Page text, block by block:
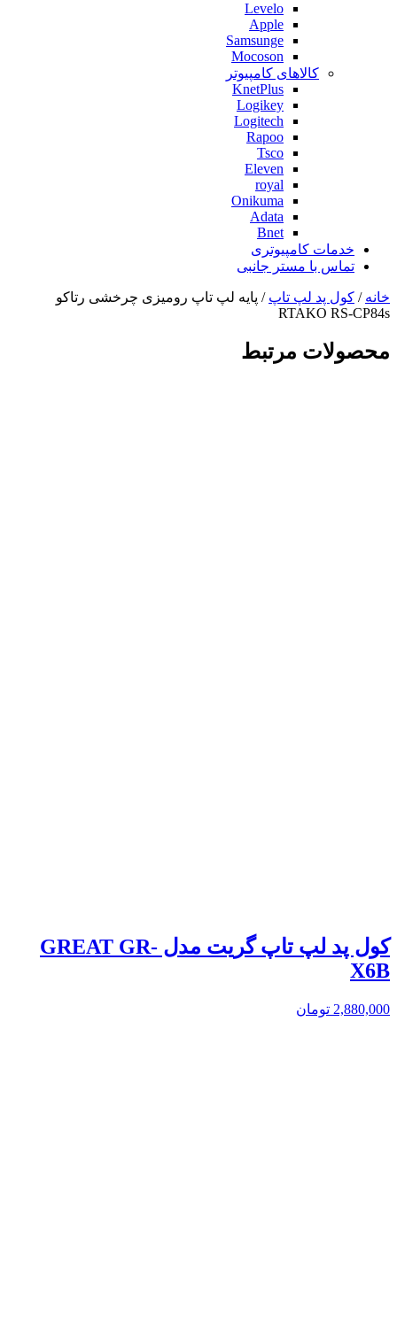
Levelo
Apple
Samsunge
Mocoson
کالاهای کامپیوتر
KnetPlus
Logikey
Logitech
Rapoo
Tsco
Eleven
royal
Onikuma
Adata
Bnet
خدمات کامپیوتری
تماس با مستر جانبی
خانه / کول پد لپ تاپ / پایه لپ تاپ رومیزی چرخشی رتاکو
RTAKO RS-CP84s
محصولات مرتبط
کول پد لپ تاپ گریت مدل GREAT GR-
X6B
2,880,000 تومان